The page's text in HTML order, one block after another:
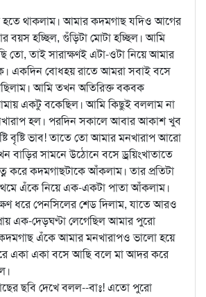
থাকলাম। আমার কদমগাছ যদিও আগের
বয়স হচ্ছিল, গুঁড়িটা মোটা হচ্ছিল। আমি
তাই সারাক্ষণই এটা-ওটা নিয়ে আমার
একদিন বোধহয় রাতে আমরা সবাই বসে
আমি তখন অতিরিক্ত বকবক
একটু বকেছিল। আমি কিছুই বললাম না
হল। পরদিন সকালে আবার আকাশ খুব
বৃষ্টি ভাব! তাতে তো আমার মনখারাপ আরো
বাড়ির সামনে উঠোনে বসে ড্রয়িংখাতাতে
করে কদমগাছটাকে আঁকলাম। তার প্রতিটা
এঁকে নিয়ে এক-একটা পাতা আঁকলাম।
ধরে পেনসিলের শেড দিলাম, যাতে আরও
এক-দেড়ঘণ্টা লেগেছিল আমার পুরো
এঁকে আমার মনখারাপও ভালো হয়ে
একা একা বসে আছি বলে মা আদর করে
ছবি দেখে বলল--বাঃ! এতো পুরো